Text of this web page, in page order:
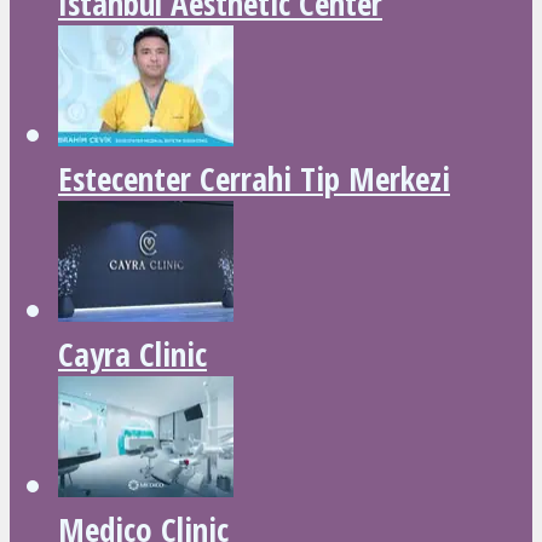
Estecenter Cerrahi Tip Merkezi
Cayra Clinic
Medico Clinic